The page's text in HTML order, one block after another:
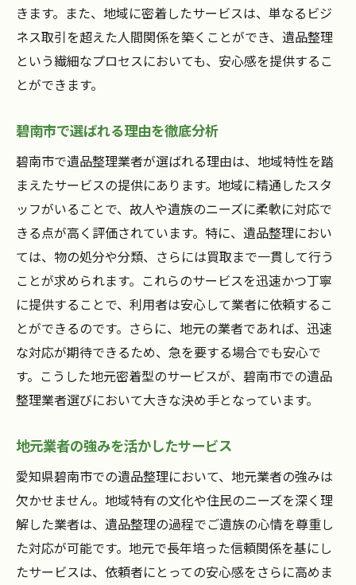
きます。また、地域に密着したサービスは、単なるビジ
ネス取引を超えた人間関係を築くことができ、遺品整理
という繊細なプロセスにおいても、安心感を提供するこ
とができます。
碧南市で選ばれる理由を徹底分析
碧南市で遺品整理業者が選ばれる理由は、地域特性を踏
まえたサービスの提供にあります。地域に精通したスタ
ッフがいることで、故人や遺族のニーズに柔軟に対応で
きる点が高く評価されています。特に、遺品整理におい
ては、物の処分や分類、さらには買取まで一貫して行う
ことが求められます。これらのサービスを迅速かつ丁寧
に提供することで、利用者は安心して業者に依頼するこ
とができるのです。さらに、地元の業者であれば、迅速
な対応が期待できるため、急を要する場合でも安心で
す。こうした地元密着型のサービスが、碧南市での遺品
整理業者選びにおいて大きな決め手となっています。
地元業者の強みを活かしたサービス
愛知県碧南市での遺品整理において、地元業者の強みは
欠かせません。地域特有の文化や住民のニーズを深く理
解した業者は、遺品整理の過程でご遺族の心情を尊重し
た対応が可能です。地元で長年培った信頼関係を基にし
たサービスは、依頼者にとっての安心感をさらに高めま